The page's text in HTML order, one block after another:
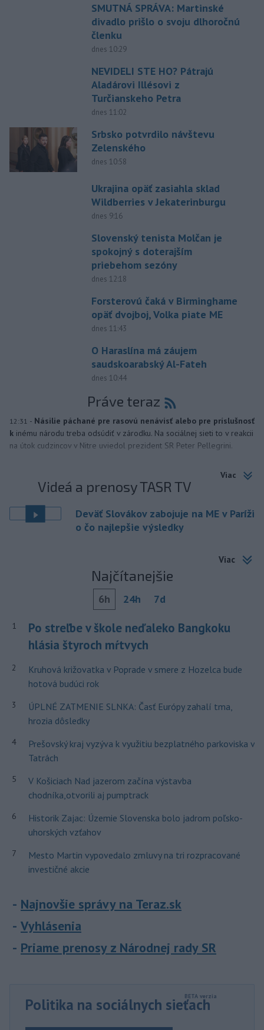
SMUTNÁ SPRÁVA: Martinské
divadlo prišlo o svoju dlhoročnú
členku
dnes 10:29
NEVIDELI STE HO? Pátrajú
Aladárovi Illésovi z
Turčianskeho Petra
dnes 11:02
Srbsko potvrdilo návštevu
Zelenského
dnes 10:58
Ukrajina opäť zasiahla sklad
Wildberries v Jekaterinburgu
dnes 9:16
Slovenský tenista Molčan je
spokojný s doterajším
priebehom sezóny
dnes 12:18
Forsterovú čaká v Birminghame
opäť dvojboj, Volka piate ME
dnes 11:43
O Haraslína má záujem
saudskoarabský Al-Fateh
dnes 10:44
Práve teraz
12:31 - Násilie páchané pre rasovú nenávisť alebo pre príslušnosť
k inému národu treba odsúdiť v zárodku. Na sociálnej sieti to v reakcii
na útok cudzincov v Nitre uviedol prezident SR Peter Pellegrini.
Viac
Videá a prenosy TASR TV
Deväť Slovákov zabojuje na ME v Paríži
o čo najlepšie výsledky
Viac
Najčítanejšie
6h 24h 7d
1
Po streľbe v škole neďaleko Bangkoku
hlásia štyroch mŕtvych
2
Kruhová križovatka v Poprade v smere z Hozelca bude
hotová budúci rok
3
ÚPLNÉ ZATMENIE SLNKA: Časť Európy zahalí tma,
hrozia dôsledky
4
Prešovský kraj vyzýva k využitiu bezplatného parkoviska v
Tatrách
5
V Košiciach Nad jazerom začína výstavba
chodníka,otvorili aj pumptrack
6
Historik Zajac: Územie Slovenska bolo jadrom poľsko-
uhorských vzťahov
7
Mesto Martin vypovedalo zmluvy na tri rozpracované
investičné akcie
Najnovšie správy na Teraz.sk
Vyhlásenia
Priame prenosy z Národnej rady SR
Politika na sociálnych sieťach